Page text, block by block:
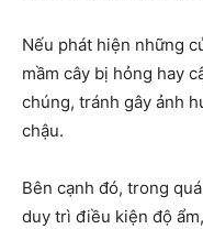
Nếu phát hiện những
mầm cây bị hỏng hay
chúng, tránh gây ảnh
chậu.
Bên cạnh đó, trong
duy trì điều kiện độ